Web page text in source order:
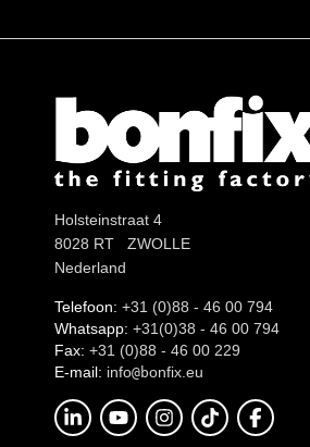
Holsteinstraat 4
8028 RT ZWOLLE
Nederland
Telefoon: +31 (0)88 - 46 00 794
Whatsapp: +31(0)38 - 46 00 794
Fax: +31 (0)88 - 46 00 229
E-mail: info@bonfix.eu